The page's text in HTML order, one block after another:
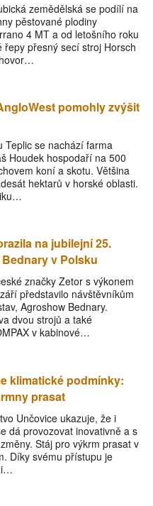
zemědělská se podílí na
pěstované plodiny
4 MT a od letošního roku
přesný secí stroj Horsch
pomohly zvýšit
Teplic se nachází farma
Houdek hospodaří na 500
koní a skotu. Většina
hektarů v horské oblasti.
na jubilejní 25.
v Polsku
značky Zetor s výkonem
představilo návštěvníkům
Agroshow Bednary.
dvou strojů a také
v kabinové…
klimatické podmínky:
prasat
Unčovice ukazuje, že i
dá provozovat inovativně a s
Stáj pro výkrm prasat v
Díky svému přístupu je